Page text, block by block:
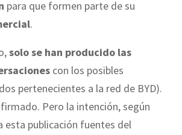
para que formen parte de su
.
solo se han producido las
con los posibles
pertenecientes a la red de BYD).
Pero la intención, según
esta publicación fuentes del